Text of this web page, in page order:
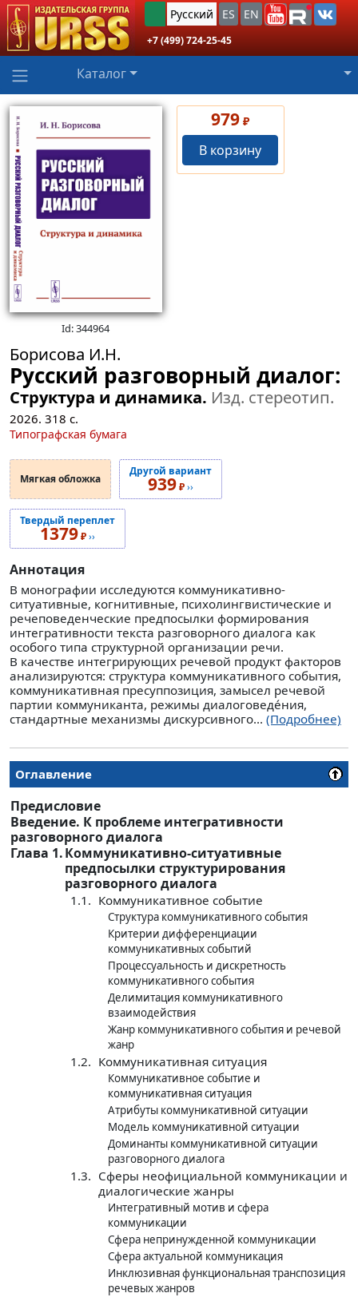
Русский ES EN
+7 (499) 724-25-45
Каталог
Id: 344964
979 ₽
В корзину
Борисова И.Н.
Русский разговорный диалог:
Структура и динамика. Изд. стереотип.
2026. 318 с.
Типографская бумага
Мягкая обложка
Другой вариант
939₽››
Твердый переплет
1379₽››
Аннотация
В монографии исследуются коммуникативно-
ситуативные, когнитивные, психолингвистические и
речеповеденческие предпосылки формирования
интегративности текста разговорного диалога как
особого типа структурной организации речи.
В качестве интегрирующих речевой продукт факторов
анализируются: структура коммуникативного события,
коммуникативная пресуппозиция, замысел речевой
партии коммуниканта, режимы диалоговедéния,
стандартные механизмы дискурсивного... (Подробнее)
Оглавление
Предисловие
Введение. К проблеме интегративности
разговорного диалога
Глава 1.Коммуникативно-ситуативные
предпосылки структурирования
разговорного диалога
1.1. Коммуникативное событие
Структура коммуникативного события
Критерии дифференциации
коммуникативных событий
Процессуальность и дискретность
коммуникативного события
Делимитация коммуникативного
взаимодействия
Жанр коммуникативного события и речевой
жанр
1.2. Коммуникативная ситуация
Коммуникативное событие и
коммуникативная ситуация
Атрибуты коммуникативной ситуации
Модель коммуникативной ситуации
Доминанты коммуникативной ситуации
разговорного диалога
1.3. Сферы неофициальной коммуникации и
диалогические жанры
Интегративный мотив и сфера
коммуникации
Сфера непринужденной коммуникации
Сфера актуальной коммуникация
Инклюзивная функциональная транспозиция
речевых жанров